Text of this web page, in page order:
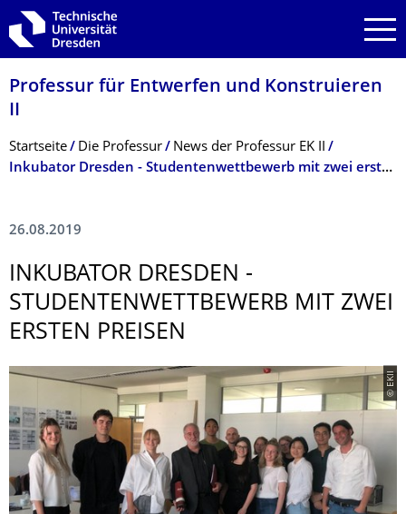
Zur Hauptnavigation springen
Zur Suche springen
Zum Inhalt springen
Professur für Entwerfen und Konstruieren
II
Breadcrumb-Menü
Startseite Die Professur
News der Professur EK II
Inkubator Dresden - Studentenwettbewerb mit zwei ersten Preisen
26.08.2019
INKUBATOR DRESDEN -
STUDENTENWETT­BEWERB MIT ZWEI
ERSTEN PREISEN
© EKII